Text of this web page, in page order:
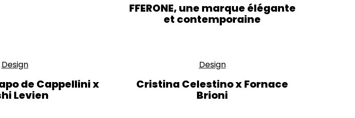
FFERONE, une marque élégante
et contemporaine
Design
de Cappellini x
Levien
Design
Cristina Celestino x Fornace
Brioni